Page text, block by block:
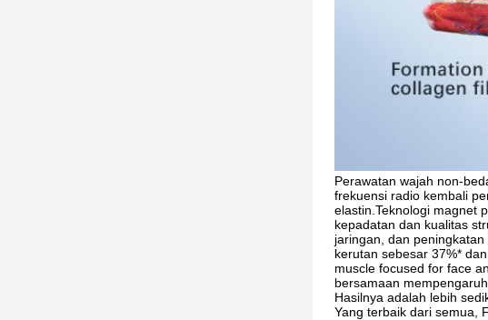
Perawatan wajah non-
frekuensi radio kembali
elastin.Teknologi magnet
kepadatan dan kualitas
jaringan, dan
kerutan sebesar 37%*
muscle focused for face
bersamaan
Hasilnya adalah lebih
Yang terbaik dari semua,